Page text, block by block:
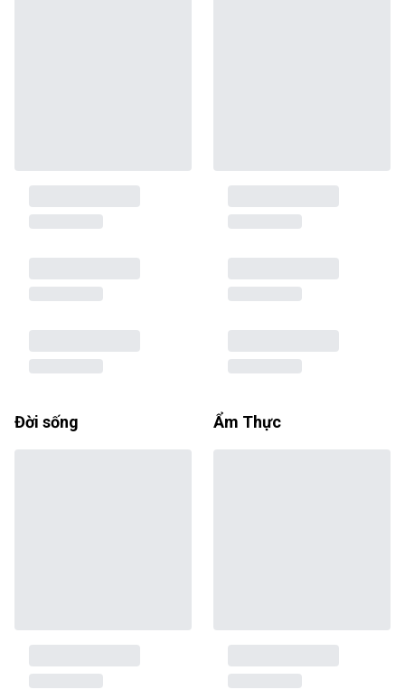
Đời sống Ẩm Thực